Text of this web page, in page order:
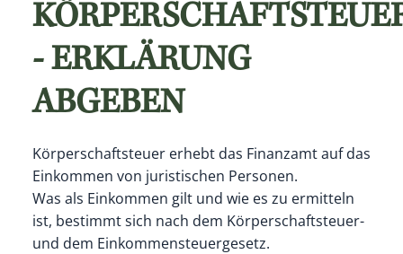
- ERKLÄRUNG
ABGEBEN
Körperschaftsteuer erhebt das Finanzamt auf das
Einkommen von juristischen Personen.
Was als Einkommen gilt und wie es zu ermitteln
ist, bestimmt sich nach dem Körperschaftsteuer-
und dem Einkommensteuergesetz.